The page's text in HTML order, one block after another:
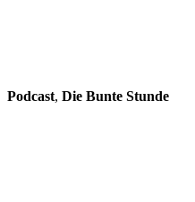
Podcast, Die Bunte Stunde